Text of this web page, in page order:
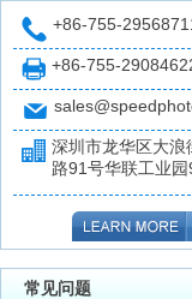
+86-755-
+86-755-
深圳市龙华区大浪
路91号华联工业
常见问题